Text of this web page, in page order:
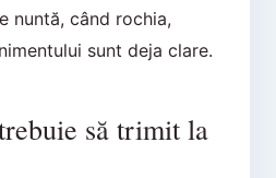
nuntă, când rochia,
sunt deja clare.
să trimit la